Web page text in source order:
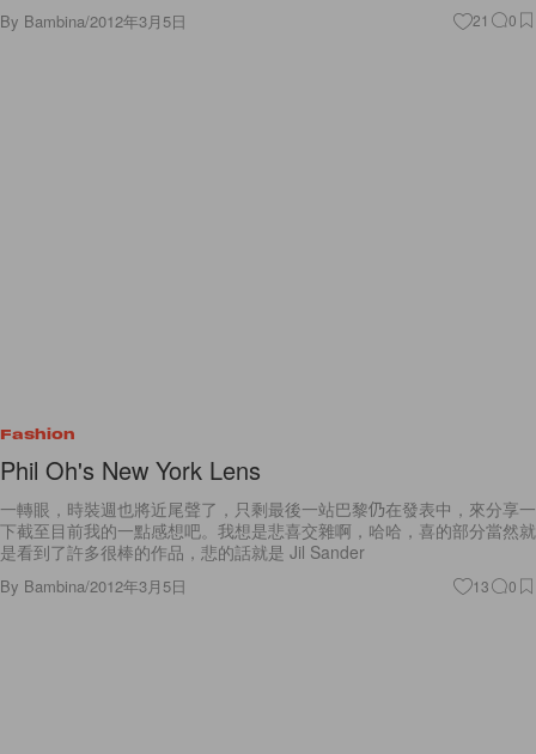
By Bambina/2012年3月5日 21 0
Fashion
Phil Oh's New York Lens
一轉眼，時裝週也將近尾聲了，只剩最後一站巴黎仍在發表中，來分享一
下截至目前我的一點感想吧。我想是悲喜交雜啊，哈哈，喜的部分當然就
是看到了許多很棒的作品，悲的話就是 Jil Sander
By Bambina/2012年3月5日 13 0